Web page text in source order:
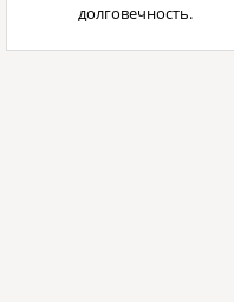
долговечность.